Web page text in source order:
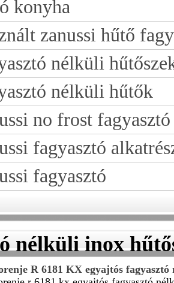
konyha
zanussi hűtő
nélküli
nélküli hűtők
no frost fagyasztó
fagyasztó
fagyasztó
nélküli inox
R 6181 KX egyajtós